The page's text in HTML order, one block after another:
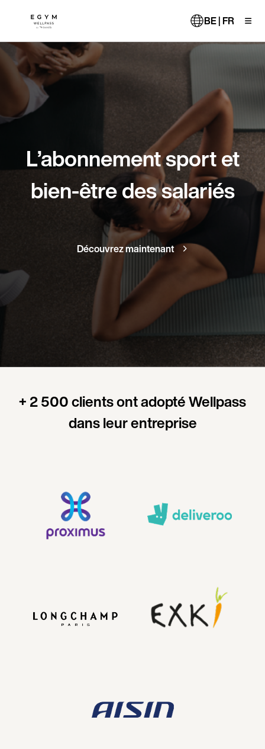
contenu BE | FR
L’abonnement sport et
bien-être des salariés
Découvrez maintenant
+ 2 500 clients ont adopté Wellpass
dans leur entreprise